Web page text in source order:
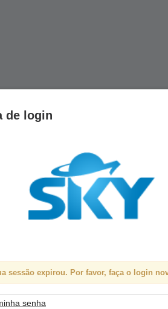
de login
sessão expirou. Por favor, faça o login
senha